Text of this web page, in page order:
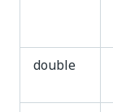
double